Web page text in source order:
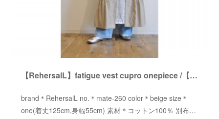
【RehersalL】fatigue vest cupro onepiece /【リハーズオール】ファティーグベストキュプラワンピース
brand＊RehersalL no.＊mate-260 color＊beige size＊
one(着丈125cm,身幅55cm) 素材＊コットン100％ 別布…